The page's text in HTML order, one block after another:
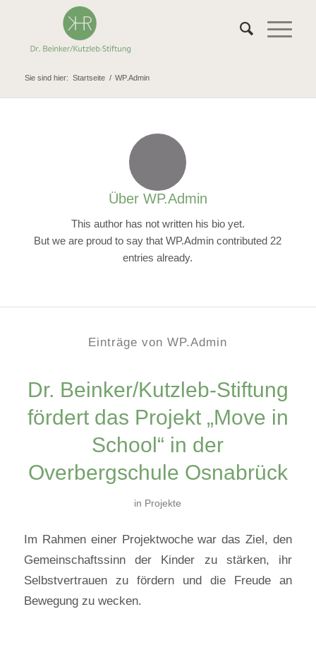
Sie sind hier: Startseite / WP.Admin
Über WP.Admin
This author has not written his bio yet.
But we are proud to say thatWP.Admin contributed 22
entries already.
Einträge von WP.Admin
Dr. Beinker/Kutzleb-Stiftung
fördert das Projekt „Move in
School“ in der
Overbergschule Osnabrück
in Projekte
Im Rahmen einer Projektwoche war das Ziel, den
Gemeinschaftssinn der Kinder zu stärken, ihr
Selbstvertrauen zu fördern und die Freude an
Bewegung zu wecken.